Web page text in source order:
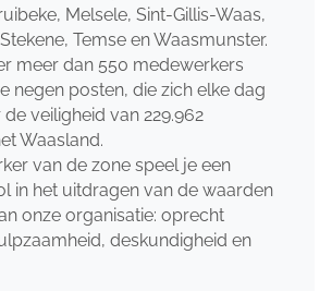
Melsele, Sint-Gillis-Waas,
Temse en Waasmunster.
meer dan 550 medewerkers
negen posten, die zich elke dag
veiligheid van 229.962
Waasland.
van de zone speel je een
in het uitdragen van de waarden
onze organisatie: oprecht
deskundigheid en